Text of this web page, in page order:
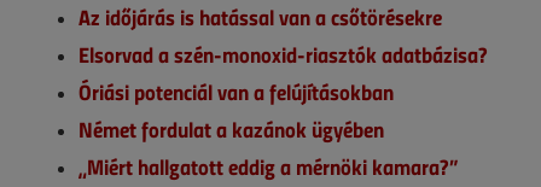
Az időjárás is hatással van a csőtörésekre
Elsorvad a szén-monoxid-riasztók adatbázisa?
Óriási potenciál van a felújításokban
Német fordulat a kazánok ügyében
„Miért hallgatott eddig a mérnöki kamara?”